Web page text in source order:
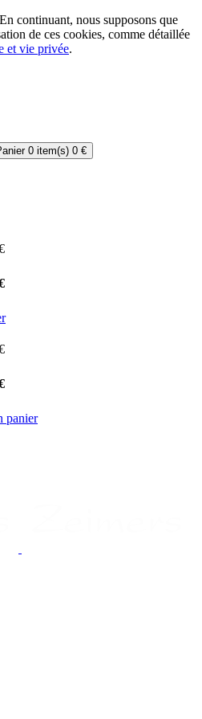
continuant, nous supposons que
de ces cookies, comme détaillée
et vie privée.
0 item(s) 0 €
panier